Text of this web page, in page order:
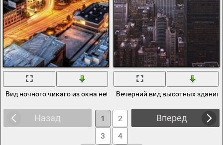
Вид ночного чикаго из окна небоскребаВечерний вид высотных
Назад Вперед
1
2
3
4